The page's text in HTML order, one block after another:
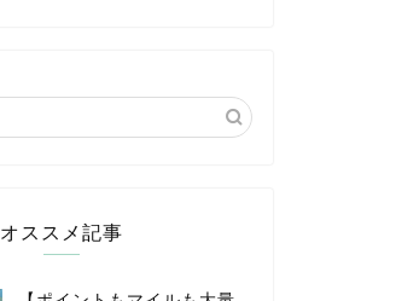
オススメ記事